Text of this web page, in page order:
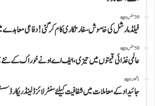
39 منٹس ago
فیلڈمارشل کی خاموش سفارتکاری کام کر گئی!دفاعی معاہدے
50 منٹس ago
عالمی غذائی قیمتوں میں تیزی،ایف اے او نےخوراک کےنئے
1 گھنٹہ ago
جائیداد کے معاملات میں شفافیت کیلئے سنٹرلائزڈ لینڈ ریکارڈ